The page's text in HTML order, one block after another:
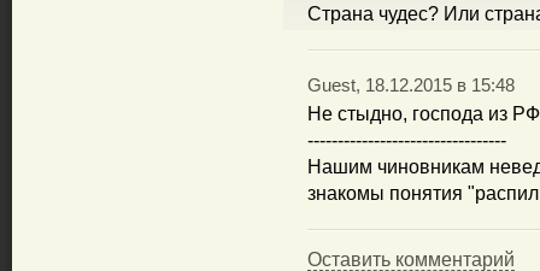
Страна чудес? Или
Guest, 18.12.2015 в 15:48
Не стыдно, господа из
---------------------------------
Нашим чиновникам
знакомы понятия
Оставить комментарий